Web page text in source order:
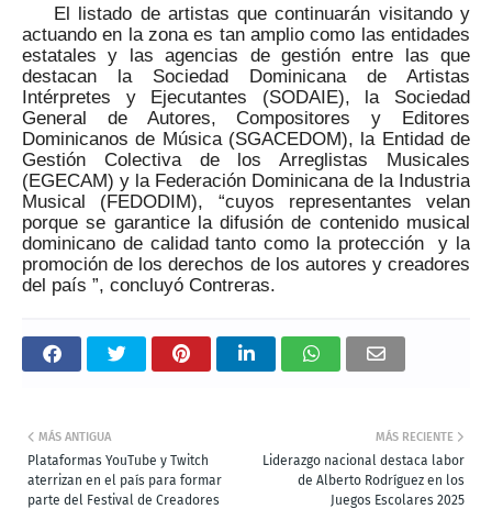
El listado de artistas que continuarán visitando y
actuando en la zona es tan amplio como las entidades
estatales y las agencias de gestión entre las que
destacan la Sociedad Dominicana de Artistas
Intérpretes y Ejecutantes (SODAIE), la Sociedad
General de Autores, Compositores y Editores
Dominicanos de Música (SGACEDOM), la Entidad de
Gestión Colectiva de los Arreglistas Musicales
(EGECAM) y la Federación Dominicana de la Industria
Musical (FEDODIM), “cuyos representantes velan
porque se garantice la difusión de contenido musical
dominicano de calidad tanto como la protección y la
promoción de los derechos de los autores y creadores
del país ”, concluyó Contreras.
MÁS RECIENTE
Liderazgo nacional destaca labor
de Alberto Rodríguez en los
Juegos Escolares 2025
MÁS ANTIGUA
Plataformas YouTube y Twitch
aterrizan en el país para formar
parte del Festival de Creadores